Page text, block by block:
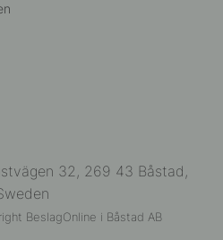
32, 269 43 Båstad,
BeslagOnline i Båstad AB